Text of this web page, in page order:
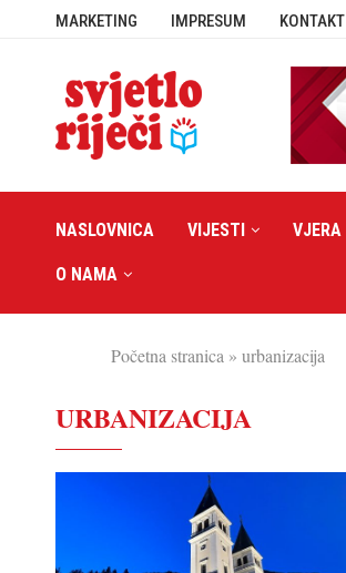
MARKETING IMPRESUM KONTAKT
NASLOVNICA VIJESTI VJERA
O NAMA
Početna stranica » urbanizacija
URBANIZACIJA